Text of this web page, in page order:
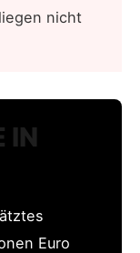
nicht
IN
Euro